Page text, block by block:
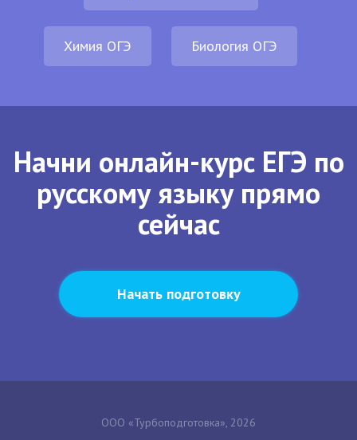
Химия ОГЭ Биология ОГЭ
Начни онлайн-курс ЕГЭ по
русскому языку прямо
сейчас
Начать подготовку
ООО «Турбоподготовка», 2026